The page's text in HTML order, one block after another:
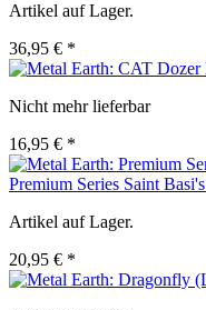
Artikel auf Lager.
36,95 € *
Nicht mehr lieferbar
16,95 € *
Premium Series Saint
Artikel auf Lager.
20,95 € *